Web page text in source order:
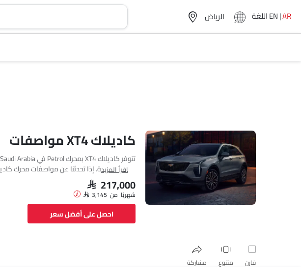
اللغةEN|AR
كاديلاك XT4 مواصفات
cc. تتوفر XT4 بناقل حركة Automatic.
اقرأ المزيد
SAR 217,000
شهريًا من SAR 3,145
احصل على أفضل سعر
قارن متنوع مشاركة